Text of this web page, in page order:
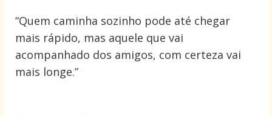
“Quem caminha sozinho pode até chegar
mais rápido, mas aquele que vai
acompanhado dos amigos, com certeza vai
mais longe.”